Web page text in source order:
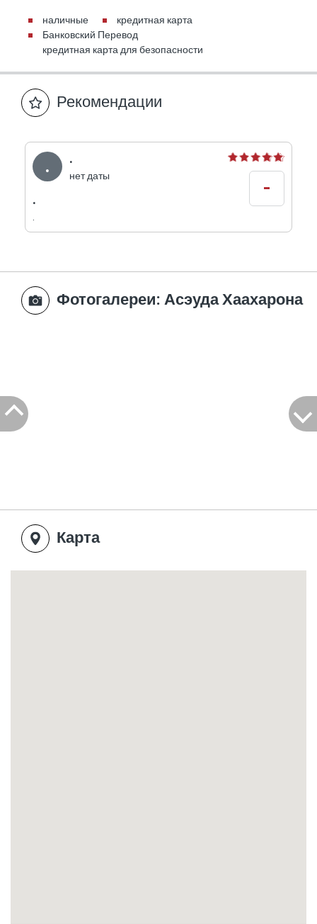
наличные
кредитная карта
Банковский Перевод
кредитная карта для безопасности
Рекомендации
. .
нет даты
.
.
-
Фотогалереи: Асэуда Хаахарона
Карта